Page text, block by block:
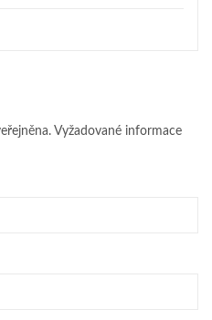
Vyžadované informace